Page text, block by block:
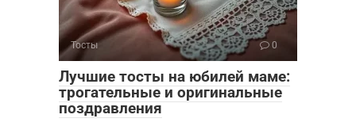
Тосты 0
Лучшие тосты на юбилей маме:
трогательные и оригинальные
поздравления